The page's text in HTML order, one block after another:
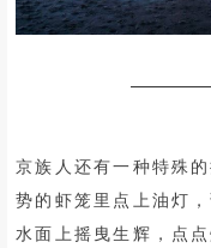
京族人还有一种特殊
势的虾笼里点上油灯
水面上摇曳生辉，点